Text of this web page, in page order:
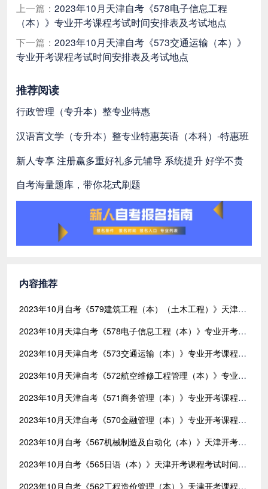
上一篇： 2023年10月天津自考《578电子信息工程
（本）》专业开考课程考试时间安排表及考试地点
下一篇： 2023年10月天津自考《573交通运输（本）》
专业开考课程考试时间安排表及考试地点
推荐阅读
行政管理（专升本）整专业特惠
汉语言文学（专升本）整专业特惠英语（本科）-特惠班
新人专享 注册赢多重好礼多元辅导 系统提升 好学不贵
自考海量题库，带你花式刷题
内容推荐
2023年10月自考《579建筑工程（本）（土木工程）》天津开考课程考试时间安排表及考试地点
2023年10月天津自考《578电子信息工程（本）》专业开考课程考试时间安排表及考试地点
2023年10月天津自考《573交通运输（本）》专业开考课程考试时间安排表及考试地点
2023年10月天津自考《572航空维修工程管理（本）》专业开考课程考试时间安排表及考试地点
2023年10月天津自考《571商务管理（本）》专业开考课程考试时间安排表及考试地点
2023年10月天津自考《570金融管理（本）》专业开考课程考试时间安排表及考试地点
2023年10月自考《567机械制造及自动化（本）》天津开考课程考试时间安排表及考试地点
2023年10月自考《565日语（本）》天津开考课程考试时间安排表及考试地点
2023年10月自考《562工程造价管理（本）》天津开考课程考试时间安排表及考试地点